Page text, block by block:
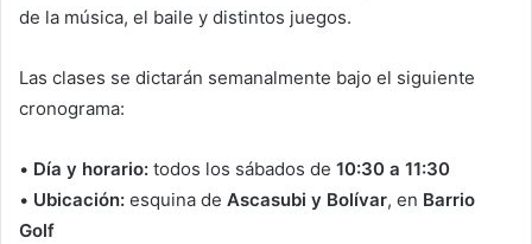
de la música, el baile y distintos juegos.
Las clases se dictarán semanalmente bajo el siguiente
cronograma:
• Día y horario: todos los sábados de 10:30 a 11:30
• Ubicación: esquina de Ascasubi y Bolívar, en Barrio
Golf